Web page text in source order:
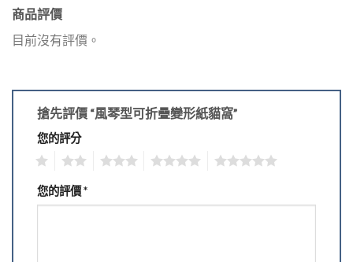
商品評價
目前沒有評價。
搶先評價 “風琴型可折疊變形紙貓窩”
您的評分
您的評價*